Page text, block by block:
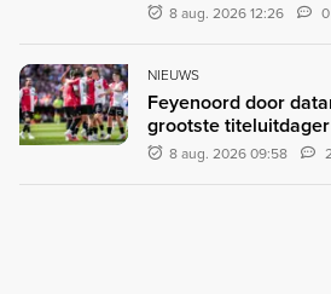
8 aug. 2026 12:26
NIEUWS
Feyenoord door
grootste
8 aug. 2026 09:58